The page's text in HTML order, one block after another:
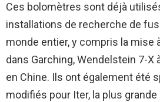
Ces bolomètres sont déjà
installations de recherche de
monde entier, y compris la mise
dans Garching, Wendelstein 7-X
en Chine. Ils ont également été
modifiés pour Iter, la plus